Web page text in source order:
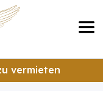
vermieten